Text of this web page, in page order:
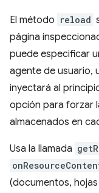
El método reload
página
puede especificar
agente de usuario,
inyectará al
opción para forzar
almacenados en
Usa la llamada
(documentos,